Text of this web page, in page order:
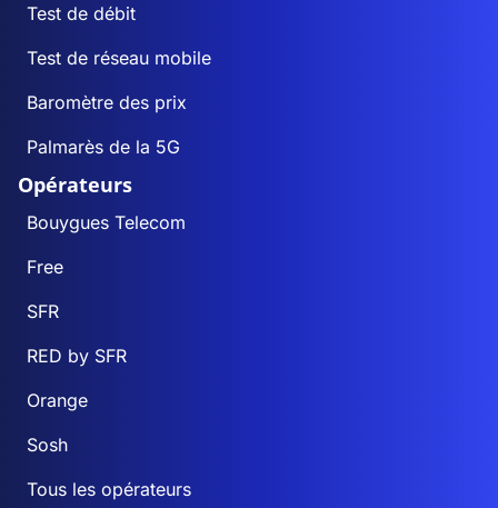
Test de débit
Test de réseau mobile
Baromètre des prix
Palmarès de la 5G
Opérateurs
Bouygues Telecom
Free
SFR
RED by SFR
Orange
Sosh
Tous les opérateurs